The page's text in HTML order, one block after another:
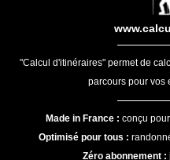
"Calcul d'itinéraires" permet de
parcours pour vos
Made in France : conçu
Optimisé pour tous :
Zéro abonnement :